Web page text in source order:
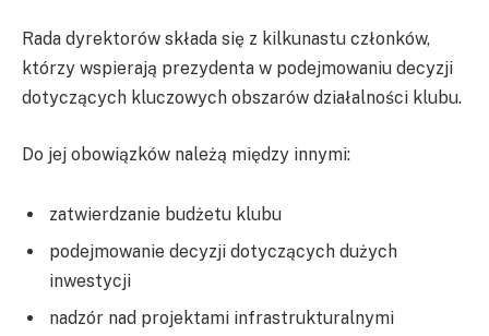
Rada dyrektorów składa się z kilkunastu członków,
którzy wspierają prezydenta w podejmowaniu decyzji
dotyczących kluczowych obszarów działalności klubu.
Do jej obowiązków należą między innymi:
zatwierdzanie budżetu klubu
podejmowanie decyzji dotyczących dużych
inwestycji
nadzór nad projektami infrastrukturalnymi